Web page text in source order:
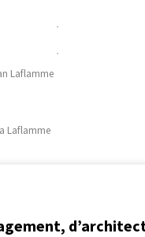
Laflamme
Laflamme